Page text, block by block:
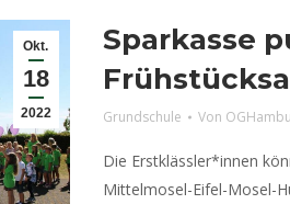
Okt.
18
2022
Sparkasse
Grundschule Von
Die Erstklässler*innen
Mittelmosel-Eifel-Mosel-